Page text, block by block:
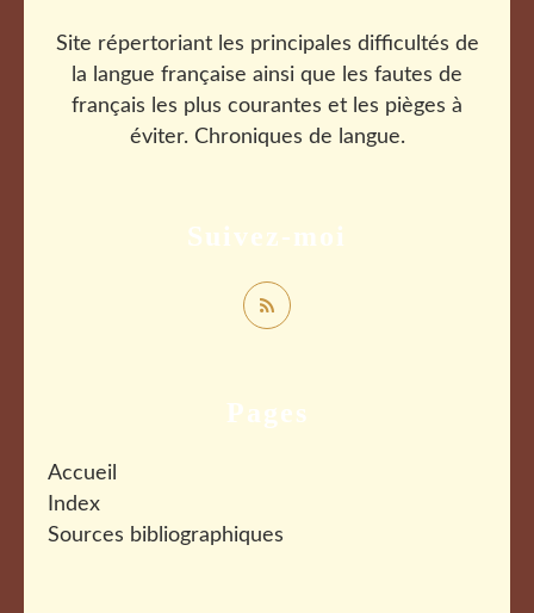
Pages
Accueil
Index
Sources bibliographiques
Suivez-moi
Site répertoriant les principales difficultés de
la langue française ainsi que les fautes de
français les plus courantes et les pièges à
éviter. Chroniques de langue.